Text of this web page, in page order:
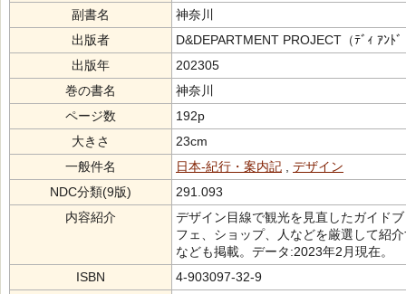
副書名
神奈川
出版者
D&DEPARTMENT PROJECT（ﾃﾞｨ ｱﾝﾄﾞ
出版年
202305
巻の書名
神奈川
ページ数
192p
大きさ
23cm
一般件名
日本-紀行・案内記
デザイン
NDC分類(9版)
291.093
内容紹介
デザイン目線で観光を見直したガイド
フェ、ショップ、人などを厳選して紹
なども掲載。データ:2023年2月現在。
ISBN
4-903097-32-9